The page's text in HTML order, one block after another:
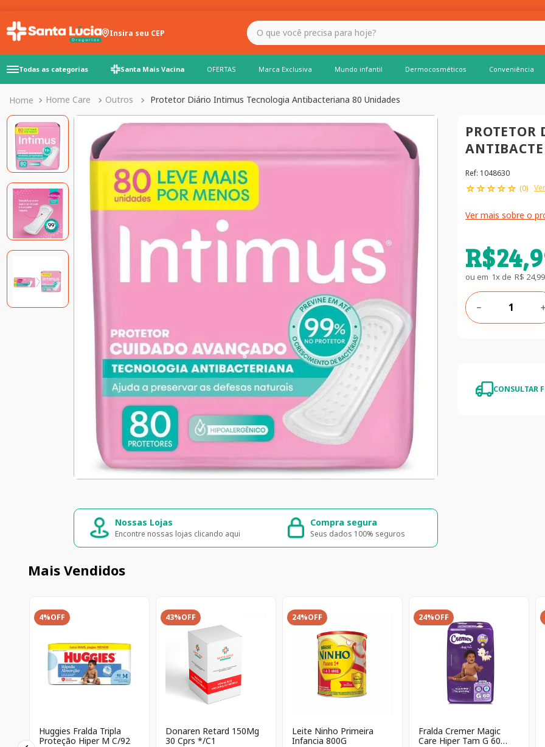
Insira seu CEP
O que você precisa para hoje?
Todas as categorias Santa Mais Vacina OFERTAS Marca Exclusiva Mundo infantil Dermocosméticos Conveniência
Home Care Outros Protetor Diário Intimus Tecnologia Antibacteriana 80 Unidades
Encontre nossas lojas clicando aqui
Compra segura
Seus dados 100% seguros
Ref: 1048630
☆☆☆☆☆ (0)
Ver mais sobre o
R$24,
ou em 1x de R$ 24,99
－
CONSULTAR
Mais Vendidos
4%OFF
Huggies Fralda Tripla
Proteção Hiper M C/92
43%OFF
Donaren Retard 150Mg
30 Cprs */C1
24%OFF
Leite Ninho Primeira
Infancia 800G
24%OFF
Fralda Cremer Magic
Care Hiper Tam G 60